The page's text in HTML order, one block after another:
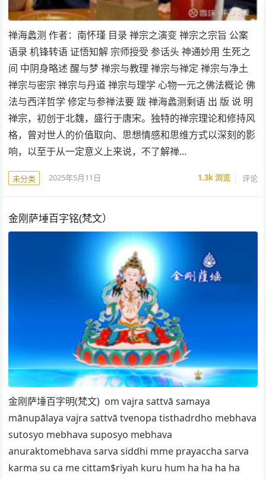
禅海蠡测 作者：南怀瑾 目录 禅宗之演变 禅宗之宗旨 公案
语录 机锋转语 证悟知解 宗师授受 参话头 神通妙用 生死之
间 中阴身略述 醒与梦 禅宗与教理 禅宗与禅定 禅宗与净土
禅宗与密宗 禅宗与丹道 禅宗与理学 心物一元之佛法概论 佛
法与西洋哲学 修定与参禅法要 跋 禅海蠡测剩语 出 版 说 明
禅宗，初创于北魏，盛行于唐宋。独特的禅宗理论和修持风
格，曾对世人的价值取向、思想情感和思维方式以深刻的影
响，以至于从一定意义上来说，不了解禅…
未分类 2025年5月11日 1.3k浏览 评论
金刚萨埵百字铭(梵文）
金刚萨埵百字明(梵文) om vajra sattvā samaya
mānupālaya vajra sattvā tvenopa tisthadrdho mebhava
sutosyo mebhava suposyo mebhava
anuraktomebhava sarva siddhi mme prayaccha sarva
karma su ca me cittam$riyah kuru hum ha ha ha ha